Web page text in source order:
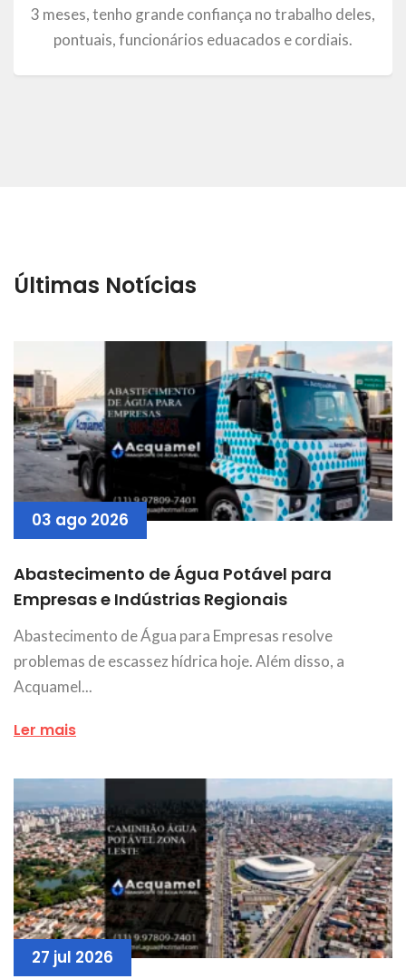
3 meses, tenho grande confiança no trabalho deles,
pontuais, funcionários eduacados e cordiais.
Últimas Notícias
03 ago 2026
Abastecimento de Água Potável para
Empresas e Indústrias Regionais
Abastecimento de Água para Empresas resolve
problemas de escassez hídrica hoje. Além disso, a
Acquamel...
Ler mais
27 jul 2026